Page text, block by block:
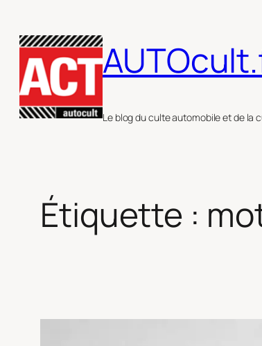
au
contenu
Le blog du culte automobile et de la
Étiquette :